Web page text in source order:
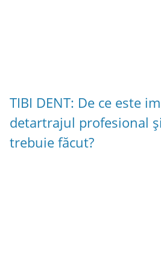
TIBI DENT: De ce este
detartrajul profesional
trebuie făcut?